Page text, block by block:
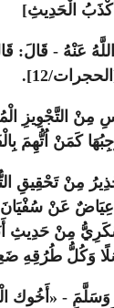
الْحَدِيثِ]
عَنْهُ - قَالَ:
12].
مِنْ التَّجْوِيزِ
كَمَنْ
مِنْ تَحْقِيقِ
عِيَاضٌ عَنْ
مِنْ
وَكُلُّ طُرُقِهِ
وَسَلَّمَ - «أَخُوك